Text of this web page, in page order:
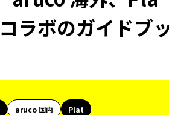
ラボのガイドブ
aruco 国内
Plat